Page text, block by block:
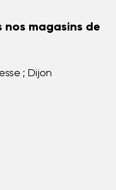
nos magasins de
; Dijon